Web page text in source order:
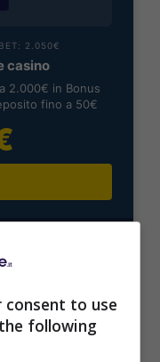
2.050€
casino
2.000€ in Bonus
fino a 50€
2050€
to use
following